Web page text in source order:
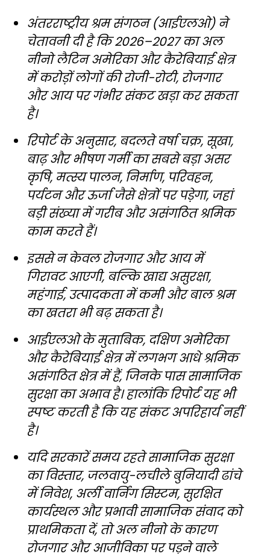
अंतरराष्ट्रीय श्रम संगठन (आईएलओ) ने
चेतावनी दी है कि 2026–2027 का अल
नीनो लैटिन अमेरिका और कैरेबियाई क्षेत्र
में करोड़ों लोगों की रोजी-रोटी, रोजगार
और आय पर गंभीर संकट खड़ा कर सकता
है।
रिपोर्ट के अनुसार, बदलते वर्षा चक्र, सूखा,
बाढ़ और भीषण गर्मी का सबसे बड़ा असर
कृषि, मत्स्य पालन, निर्माण, परिवहन,
पर्यटन और ऊर्जा जैसे क्षेत्रों पर पड़ेगा, जहां
बड़ी संख्या में गरीब और असंगठित श्रमिक
काम करते हैं।
इससे न केवल रोजगार और आय में
गिरावट आएगी, बल्कि खाद्य असुरक्षा,
महंगाई, उत्पादकता में कमी और बाल श्रम
का खतरा भी बढ़ सकता है।
आईएलओ के मुताबिक, दक्षिण अमेरिका
और कैरेबियाई क्षेत्र में लगभग आधे श्रमिक
असंगठित क्षेत्र में हैं, जिनके पास सामाजिक
सुरक्षा का अभाव है। हालांकि रिपोर्ट यह भी
स्पष्ट करती है कि यह संकट अपरिहार्य नहीं
है।
यदि सरकारें समय रहते सामाजिक सुरक्षा
का विस्तार, जलवायु-लचीले बुनियादी ढांचे
में निवेश, अर्ली वार्निंग सिस्टम, सुरक्षित
कार्यस्थल और प्रभावी सामाजिक संवाद को
प्राथमिकता दें, तो अल नीनो के कारण
रोजगार और आजीविका पर पड़ने वाले